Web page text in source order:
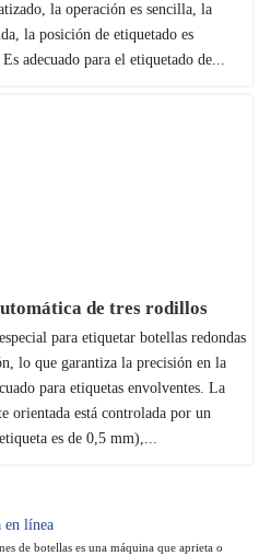
la operación es sencilla, la
la posición de etiquetado es
adecuado para el etiquetado de...
de tres rodillos
para etiquetar botellas redondas
lo que garantiza la precisión en la
para etiquetas envolventes. La
orientada está controlada por un
es de 0,5 mm),...
en línea
de botellas es una máquina que aprieta o